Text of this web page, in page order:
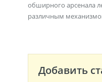
обширного арсенала
различным
Добавить